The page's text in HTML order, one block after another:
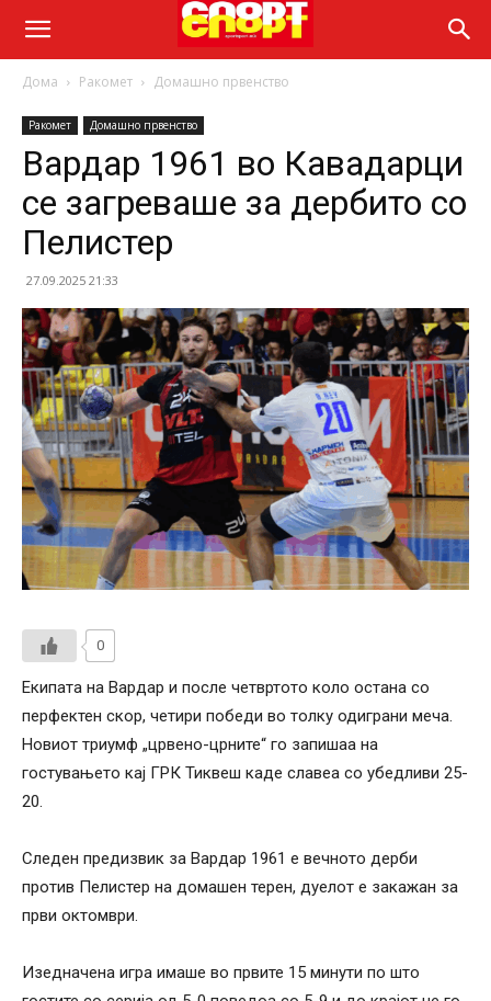
Дома Ракомет Домашно првенство
Ракомет Домашно првенство
Вардар 1961 во Кавадарци
се загреваше за дербито со
Пелистер
27.09.2025 21:33
0
Екипата на Вардар и после четвртото коло остана со
перфектен скор, четири победи во толку одиграни меча.
Новиот триумф „црвено-црните“ го запишаа на
гостувањето кај ГРК Тиквеш каде славеа со убедливи 25-
20.
Следен предизвик за Вардар 1961 е вечното дерби
против Пелистер на домашен терен, дуелот е закажан за
први октомври.
Изедначена игра имаше во првите 15 минути по што